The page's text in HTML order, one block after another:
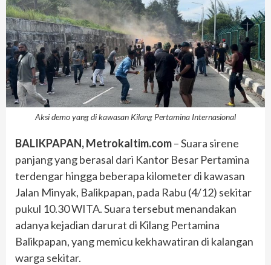
Aksi demo yang di kawasan Kilang Pertamina Internasional
BALIKPAPAN, Metrokaltim.com– Suara sirene
panjang yang berasal dari Kantor Besar Pertamina
terdengar hingga beberapa kilometer di kawasan
Jalan Minyak, Balikpapan, pada Rabu (4/12) sekitar
pukul 10.30 WITA. Suara tersebut menandakan
adanya kejadian darurat di Kilang Pertamina
Balikpapan, yang memicu kekhawatiran di kalangan
warga sekitar.